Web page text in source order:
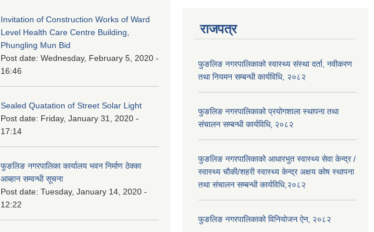
Invitation of Construction Works of Ward
Level Health Care Centre Building,
Phungling Mun Bid
Post date: Wednesday, February 5, 2020 -
16:46
Sealed Quatation of Street Solar Light
Post date: Friday, January 31, 2020 -
17:14
फुङलिङ नगरपालिका कार्यालय भवन निर्माण ठेक्का
आब्हान सम्वन्धी सूचना
Post date: Tuesday, January 14, 2020 -
12:22
राजपत्र
फुङलिङ नगरपालिकाको स्वास्थ्य संस्था दर्ता, नवीकरण
तथा नियमन सम्बन्धी कार्यविधि, २०८२
फुङलिङ नगरपालिकाको प्रयोगशाला स्थापना तथा
संचालन सम्बन्धी कार्यविधि‚ २०८२
फुङलिङ नगरपालिकाको आधारभुत स्वास्थ्य सेवा केन्द्र /
स्वास्थ्य चौकी/शहरी स्वास्थ्य केन्द्र अक्षय कोष स्थापना
तथा संचालन सम्बन्धी कार्यविधि,२०८२
फुङलिङ नगरपालिकाको विनियोजन ऐन‚ २०८२